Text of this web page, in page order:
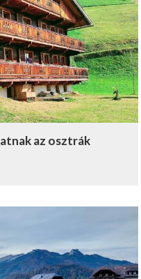
az osztrák